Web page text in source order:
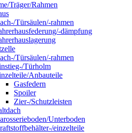
Träger/Rahmen
Türsäulen/-rahmen
dämpfung
Türsäulen/-rahmen
Türholm
Anbauteile
Gasfedern
Spoiler
Zier-/Schutzleisten
Unterboden
einzelteile